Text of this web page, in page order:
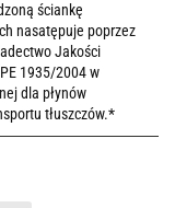
ściankę
nasatępuje poprzez
Jakości
1935/2004 w
dla płynów
tłuszczów.*